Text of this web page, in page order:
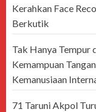
Kerahkan Face
Berkutik
Tak Hanya Tempur
Kemampuan
Kemanusiaan
71 Taruni Akpol